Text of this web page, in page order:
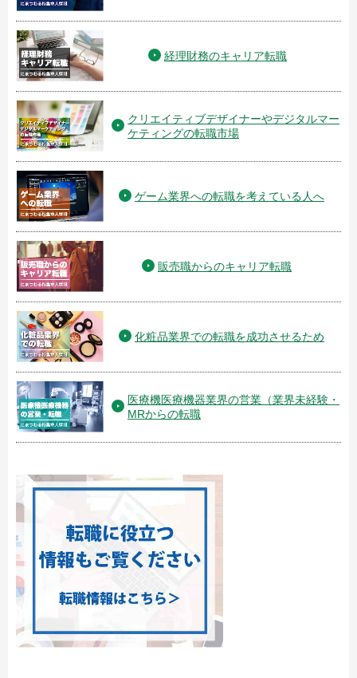
経理財務のキャリア転職
クリエイティブデザイナーやデジタルマー
ケティングの転職市場
ゲーム業界への転職を考えている人へ
販売職からのキャリア転職
化粧品業界での転職を成功させるため
医療機医療機器業界の営業（業界未経験・
MRからの転職